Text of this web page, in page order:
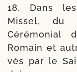
18. Dans
Missel, du
Cérémonial
Romain et
vés par le